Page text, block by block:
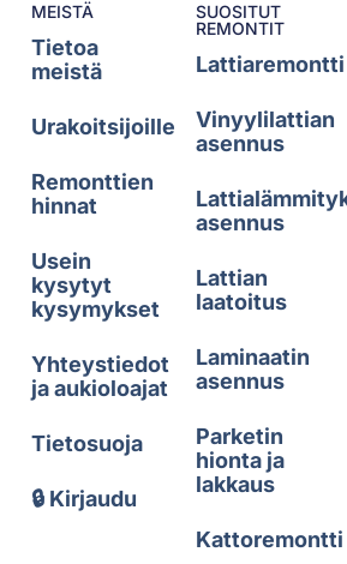
MEISTÄ
Tietoa
meistä
Urakoitsijoille
Remonttien
hinnat
Usein
kysytyt
kysymykset
Yhteystiedot
ja aukioloajat
Tietosuoja
🔒 Kirjaudu
SUOSITUT
REMONTIT
Lattiaremontti
Vinyylilattian
asennus
asennus
Lattian
laatoitus
Laminaatin
asennus
Parketin
hionta ja
lakkaus
Kattoremontti